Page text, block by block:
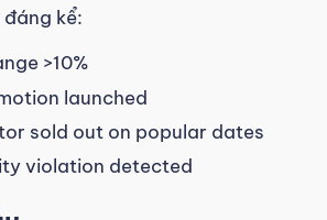
kể:
>10%
launched
sold out on popular dates
violation detected